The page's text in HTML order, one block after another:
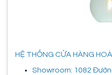
HỆ THỐNG CỬA HÀNG
Showroom: 1082